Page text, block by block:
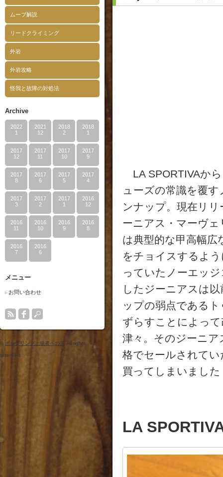
ムーブ解説
リードクライミング
外岩
外岩攻略
怪我と故障の対処法
Archive
2022
1
2021
12
2018
2
2018
1
2017
12
2017
11
2017
10
2017
9
2017
8
2017
6
2017
5
2017
4
2017
3
2017
2
2017
1
2016
12
2016
11
2016
10
2016
9
2016
8
2016
7
2016
6
メニュー
お問い合わせ
© ボルダリング上級者への道 All rights
reserved.
LA SPORTIVAか
ューズの常識を覆
ンナップ。現在リ
ーニアス・マーヴ
は典型的な甲高幅
をチョイスするよ
っていたノーエッ
したジーニアスは
ップの弱点である
ずらすことによっ
津々。そのジーニ
格でセールされて
買ってしまいました
LA